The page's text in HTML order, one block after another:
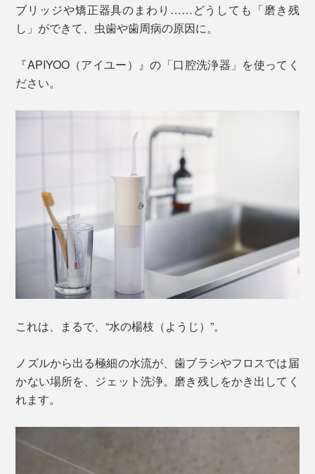
ブリッジや矯正器具のまわり……どうしても「磨き残
し」ができて、虫歯や歯周病の原因に。
『APIYOO（アイユー）』の「口腔洗浄器」を使ってく
ださい。
これは、まるで、“水の楊枝（ようじ）”。
ノズルから出る極細の水流が、歯ブラシやフロスでは届
かない場所を、ジェット洗浄。磨き残しをかき出してく
れます。